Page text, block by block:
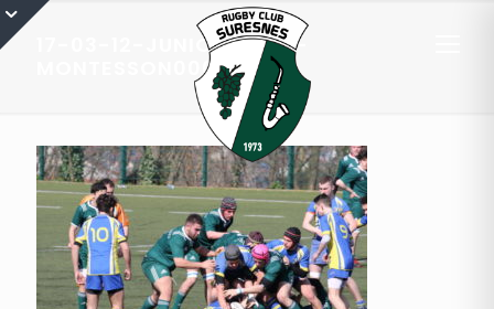
17-03-12-JUNIORS-RCS-
MONTESSON0003